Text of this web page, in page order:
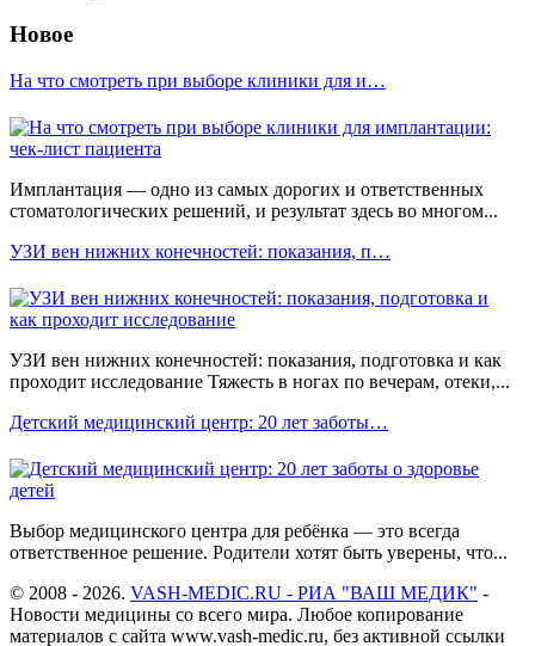
Новое
На что смотреть при выборе клиники для и…
Имплантация — одно из самых дорогих и ответственных
стоматологических решений, и результат здесь во многом...
УЗИ вен нижних конечностей: показания, п…
УЗИ вен нижних конечностей: показания, подготовка и как
проходит исследование Тяжесть в ногах по вечерам, отеки,...
Детский медицинский центр: 20 лет заботы…
Выбор медицинского центра для ребёнка — это всегда
ответственное решение. Родители хотят быть уверены, что...
© 2008 - 2026. VASH-MEDIC.RU - РИА "ВАШ МЕДИК" -
Новости медицины со всего мира. Любое копирование
материалов с сайта www.vash-medic.ru, без активной ссылки